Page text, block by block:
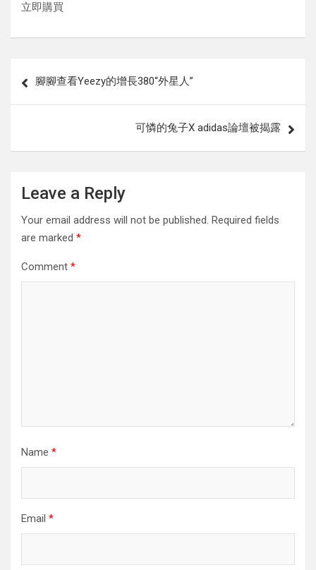
立即購買
navigation
腳腳查看Yeezy的增長380“外星人”
可憐的兔子X adidas論壇被揭露
Leave a Reply
Your email address will not be published. Required fields
are marked *
Comment *
Name *
Email *